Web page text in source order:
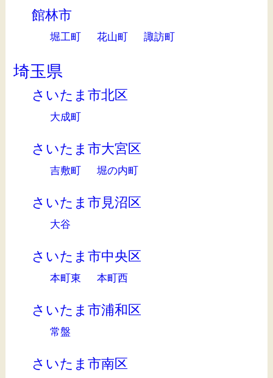
館林市
堀工町 花山町 諏訪町
埼玉県
さいたま市北区
大成町
さいたま市大宮区
吉敷町 堀の内町
さいたま市見沼区
大谷
さいたま市中央区
本町東 本町西
さいたま市浦和区
常盤
さいたま市南区